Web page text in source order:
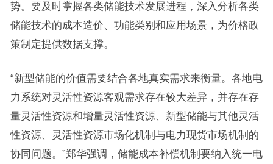
势。要及时掌握各类储能技术发展进程，深入分析各类
储能技术的成本造价、功能类别和应用场景，为价格政
策制定提供数据支撑。
“新型储能的价值需要结合各地真实需求来衡量。各地电
力系统对灵活性资源客观需求存在较大差异，并存在存
量灵活性资源和增量灵活性资源、新型储能与其他灵活
性资源、灵活性资源市场化机制与电力现货市场机制的
协同问题。”郑华强调，储能成本补偿机制要纳入统一电